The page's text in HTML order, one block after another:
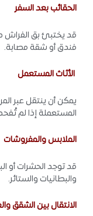
الحقائب بعد السفر
قد يختبئ بق الفراش
فندق أو شقة مصابة.
الأثاث المستعمل
يمكن أن ينتقل عبر
المستعملة إذا لم
الملابس والمفروشات
قد توجد الحشرات أو
والبطانيات والستائر.
الانتقال بين الشقق